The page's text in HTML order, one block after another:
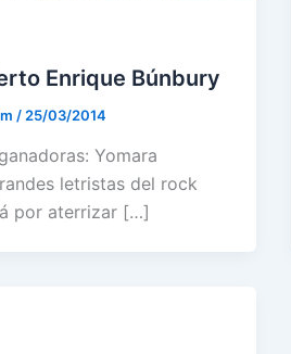
Enrique Búnbury
/ 25/03/2014
Yomara
letristas del rock
por aterrizar […]